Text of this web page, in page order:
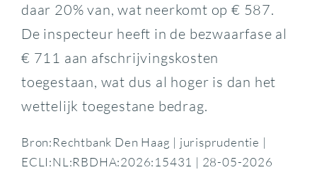
daar 20% van, wat neerkomt op € 587.
De inspecteur heeft in de bezwaarfase al
€ 711 aan afschrijvingskosten
toegestaan, wat dus al hoger is dan het
wettelijk toegestane bedrag.
Bron:Rechtbank Den Haag | jurisprudentie |
ECLI:NL:RBDHA:2026:15431 | 28-05-2026